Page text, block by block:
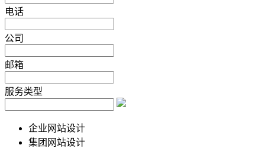
电话
公司
邮箱
服务类型
企业网站设计
集团网站设计